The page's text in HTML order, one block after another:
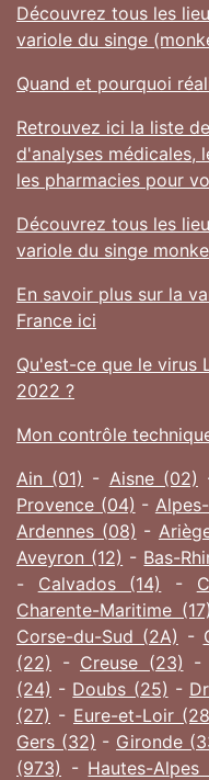
Découvrez tous les
variole du singe
Quand et pourquoi
Retrouvez ici la liste
d'analyses médicales,
les pharmacies pour
Découvrez tous les
variole du singe
En savoir plus sur la
France ici
Qu'est-ce que le virus
2022 ?
Mon contrôle
Ain (01) - Aisne (02)
Provence (04) -
Ardennes (08) -
Aveyron (12) - Bas-
- Calvados (14) -
Charente-Maritime (17)
Corse-du-Sud (2A) -
(22) - Creuse (23) -
(24) - Doubs (25) -
(27) - Eure-et-Loir
Gers (32) - Gironde
(973) - Hautes-Alpes